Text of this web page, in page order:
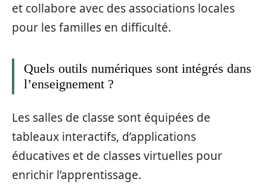
et collabore avec des associations locales
pour les familles en difficulté.
Quels outils numériques sont intégrés dans
l’enseignement ?
Les salles de classe sont équipées de
tableaux interactifs, d’applications
éducatives et de classes virtuelles pour
enrichir l’apprentissage.